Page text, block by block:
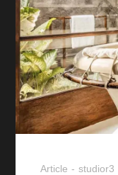
Article studior3